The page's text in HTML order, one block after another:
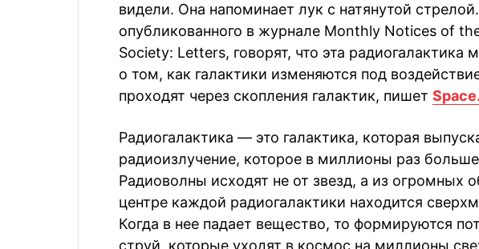
видели. Она напоминает лук с натянутой
опубликованного в журнале Monthly Notices of
Society: Letters, говорят, что эта радиогалактика
о том, как галактики изменяются под
проходят через скопления галактик, пишет Space.
Радиогалактика — это галактика, которая
радиоизлучение, которое в миллионы раз
Радиоволны исходят не от звезд, а из огромных
центре каждой радиогалактики находится
Когда в нее падает вещество, то формируются
струй, которые уходят в космос на миллионы